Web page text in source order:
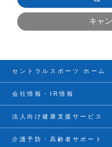
セントラルスポーツ ホーム
会社情報・IR情報
法人向け健康支援サービス
介護予防・高齢者サポート